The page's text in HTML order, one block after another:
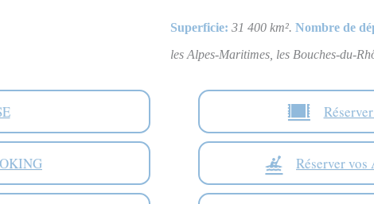
Superficie: 31 400 km². Nombre de
les Alpes-Maritimes, les Bouches-du-
Réserver vos